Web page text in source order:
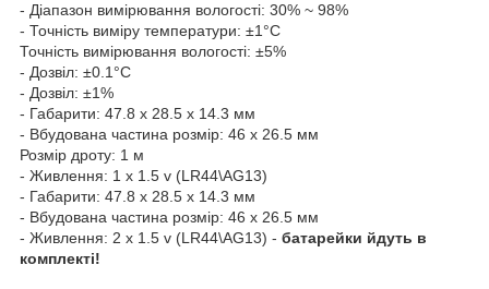
- Діапазон вимірювання вологості: 30% ~ 98%
- Точність виміру температури: ±1°C
Точність вимірювання вологості: ±5%
- Дозвіл: ±0.1°C
- Дозвіл: ±1%
- Габарити: 47.8 x 28.5 x 14.3 мм
- Вбудована частина розмір: 46 x 26.5 мм
Розмір дроту: 1 м
- Живлення: 1 x 1.5 v (LR44\AG13)
- Габарити: 47.8 x 28.5 x 14.3 мм
- Вбудована частина розмір: 46 x 26.5 мм
- Живлення: 2 x 1.5 v (LR44\AG13) - батарейки йдуть в
комплекті!